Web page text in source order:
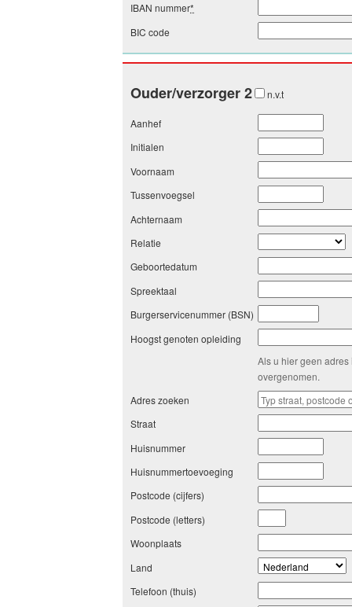
IBAN nummer*
BIC code
Ouder/verzorger 2 n.v.t
Aanhef
Initialen
Voornaam
Tussenvoegsel
Achternaam
Relatie
Geboortedatum
Spreektaal
Burgerservicenummer (BSN)
Hoogst genoten opleiding
Als u hier geen
overgenomen.
Adres zoeken
Straat
Huisnummer
Huisnummertoevoeging
Postcode (cijfers)
Postcode (letters)
Woonplaats
Land
Telefoon (thuis)